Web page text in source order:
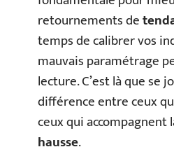
retournements de
temps de calibrer vos
mauvais paramétrage
lecture. C’est là que se
différence entre ceux
ceux qui accompagnent
hausse.